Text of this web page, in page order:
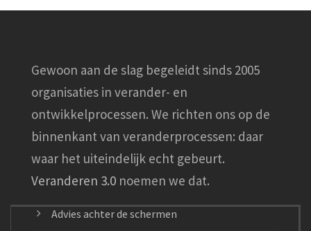
Gewoon aan de slag begeleidt sinds 2005
organisaties in verander- en
ontwikkelprocessen. We richten ons op de
binnenkant van veranderprocessen: daar
waar het uiteindelijk echt gebeurt.
Veranderen 3.0 noemen we dat.
Advies achter de schermen